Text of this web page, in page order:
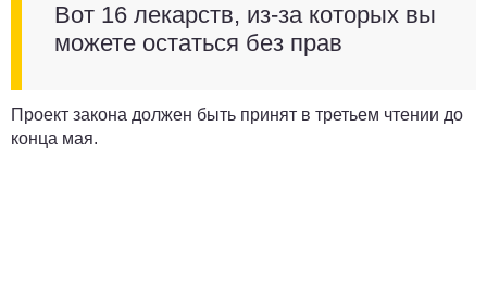
Вот 16 лекарств, из-за которых вы
можете остаться без прав
Проект закона должен быть принят в третьем чтении до
конца мая.